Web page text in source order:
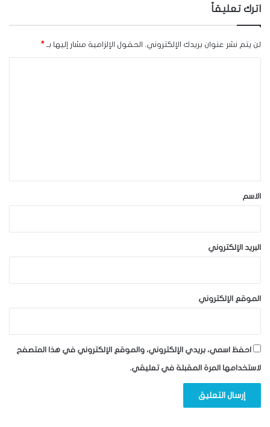
اترك تعليقاً
لن يتم نشر عنوان بريدك الإلكتروني. الحقول الإلزامية مشار إليها بـ *
*الاسم
البريد الإلكتروني
الموقع الإلكتروني
احفظ اسمي، بريدي الإلكتروني، والموقع الإلكتروني في هذا المتصفح
لاستخدامها المرة المقبلة في تعليقي.